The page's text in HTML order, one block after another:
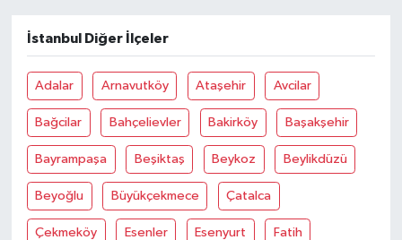
İstanbul Diğer İlçeler
Adalar Arnavutköy Ataşehir Avcilar
Bağcilar Bahçelievler Bakirköy Başakşehir
Bayrampaşa Beşiktaş Beykoz Beylikdüzü
Beyoğlu Büyükçekmece Çatalca
Çekmeköy Esenler Esenyurt Fatih